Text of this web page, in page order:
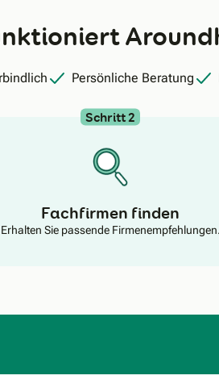
Persönliche Beratung
Schritt 2
Fachfirmen finden
Erhalten Sie passende Firmenempfehlungen.